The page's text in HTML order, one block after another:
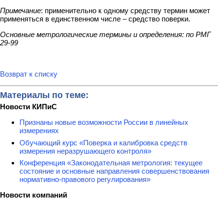
Примечание: применительно к одному средству термин может
применяться в единственном числе – средство поверки.
Основные метрологические термины и определения: по РМГ
29-99
Возврат к списку
Материалы по теме:
Новости КИПиС
Признаны новые возможности России в линейных
измерениях
Обучающий курс «Поверка и калибровка средств
измерения неразрушающего контроля»
Конференция «Законодательная метрология: текущее
состояние и основные направления совершенствования
нормативно-правового регулирования»
Новости компаний